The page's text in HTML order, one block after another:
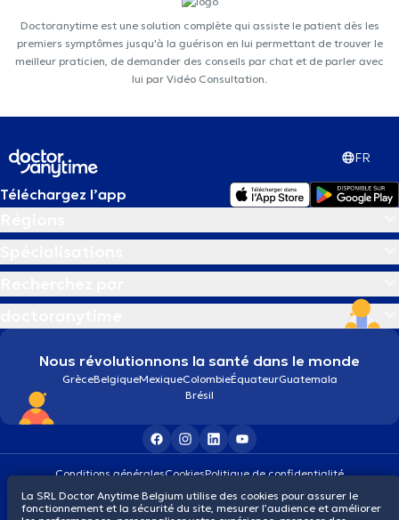
Doctoranytime est une solution complète qui assiste le patient dès les
premiers symptômes jusqu'à la guérison en lui permettant de trouver le
meilleur praticien, de demander des conseils par chat et de parler avec
lui par Vidéo Consultation.
FR
Téléchargez l’app
Nous révolutionnons la santé dans le monde
GrèceBelgiqueMexiqueColombieÉquateurGuatemala
Brésil
Conditions généralesCookiesPolitique de confidentialité
© 2026 doctoranytime
La SRL Doctor Anytime Belgium utilise des cookies pour assurer le
fonctionnement et la sécurité du site, mesurer l’audience et améliorer